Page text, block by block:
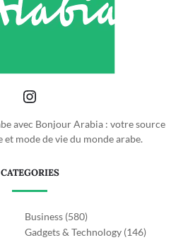
avec Bonjour Arabia : votre source
mode de vie du monde arabe.
CATEGORIES
Business (580)
Gadgets & Technology (146)